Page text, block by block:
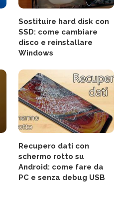
Sostituire hard disk con
SSD: come cambiare
disco e reinstallare
Windows
Recupero dati con
schermo rotto su
Android: come fare da
PC e senza debug USB